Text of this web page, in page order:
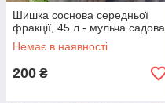
Шишка соснова середньої
фракції, 45 л - мульча садова
Немає в наявності
200 ₴